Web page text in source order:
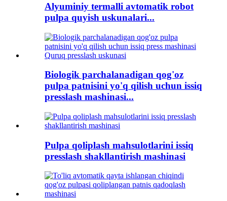
Alyuminiy termalli avtomatik robot
pulpa quyish uskunalari...
Biologik parchalanadigan qog'oz
pulpa patnisini yo'q qilish uchun issiq
presslash mashinasi...
Pulpa qoliplash mahsulotlarini issiq
presslash shakllantirish mashinasi